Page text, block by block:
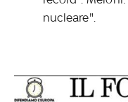
nucleare".